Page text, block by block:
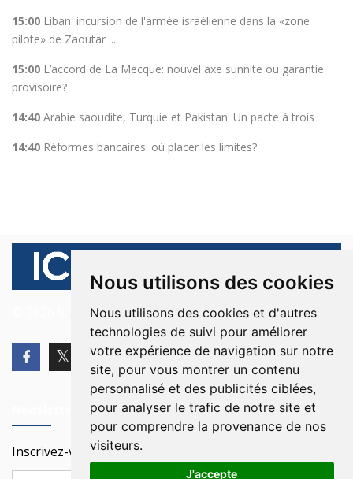
Nous utilisons des cookies
Nous utilisons des cookies et d'autres
technologies de suivi pour améliorer
votre expérience de navigation sur notre
site, pour vous montrer un contenu
personnalisé et des publicités ciblées,
pour analyser le trafic de notre site et
pour comprendre la provenance de nos
visiteurs.
J'accepte
15:00 Liban: incursion de l'armée israélienne dans la «zone
pilote» de Zaoutar ...
15:00 L’accord de La Mecque: nouvel axe sunnite ou garantie
provisoire?
14:40 Arabie saoudite, Turquie et Pakistan: Un pacte à trois
14:40 Réformes bancaires: où placer les limites?
© 2026 Ici Beyrouth. Tous les droits sont réservés.
Inscrivez-vous à notre Newsletter